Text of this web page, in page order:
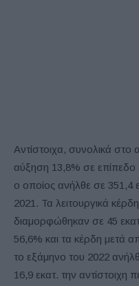
Αντίστοιχα, συνολικά στο
αύξηση 13,8% σε επίπεδο
ο οποίος ανήλθε σε 351,4
2021. Τα λειτουργικά
διαμορφώθηκαν σε 45
56,6% και τα κέρδη μετά
το εξάμηνο του 2022
16,9 εκατ. την αντίστοιχη